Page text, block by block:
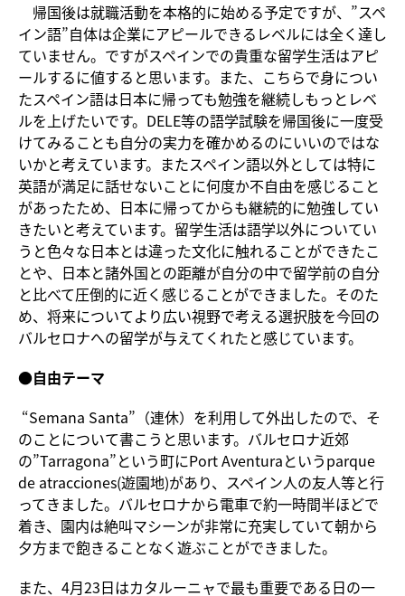
帰国後は就職活動を本格的に始める予定ですが、”スペ
イン語”自体は企業にアピールできるレベルには全く達し
ていません。ですがスペインでの貴重な留学生活はアピ
ールするに値すると思います。また、こちらで身につい
たスペイン語は日本に帰っても勉強を継続しもっとレベ
ルを上げたいです。DELE等の語学試験を帰国後に一度受
けてみることも自分の実力を確かめるのにいいのではな
いかと考えています。またスペイン語以外としては特に
英語が満足に話せないことに何度か不自由を感じること
があったため、日本に帰ってからも継続的に勉強してい
きたいと考えています。留学生活は語学以外についてい
うと色々な日本とは違った文化に触れることができたこ
とや、日本と諸外国との距離が自分の中で留学前の自分
と比べて圧倒的に近く感じることができました。そのた
め、将来についてより広い視野で考える選択肢を今回の
バルセロナへの留学が与えてくれたと感じています。
●自由テーマ
“Semana Santa”（連休）を利用して外出したので、そ
のことについて書こうと思います。バルセロナ近郊
の”Tarragona”という町にPort Aventuraというparque
de atracciones(遊園地)があり、スペイン人の友人等と行
ってきました。バルセロナから電車で約一時間半ほどで
着き、園内は絶叫マシーンが非常に充実していて朝から
夕方まで飽きることなく遊ぶことができました。
また、4月23日はカタルーニャで最も重要である日の一